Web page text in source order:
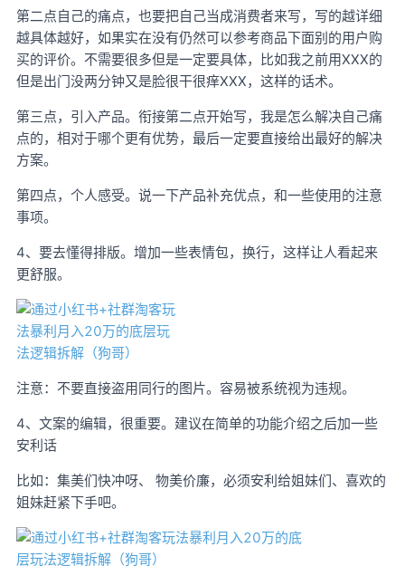
第二点自己的痛点，也要把自己当成消费者来写，写的越详细
越具体越好，如果实在没有仍然可以参考商品下面别的用户购
买的评价。不需要很多但是一定要具体，比如我之前用XXX的
但是出门没两分钟又是脸很干很痒XXX，这样的话术。
第三点，引入产品。衔接第二点开始写，我是怎么解决自己痛
点的，相对于哪个更有优势，最后一定要直接给出最好的解决
方案。
第四点，个人感受。说一下产品补充优点，和一些使用的注意
事项。
4、要去懂得排版。增加一些表情包，换行，这样让人看起来
更舒服。
注意：不要直接盗用同行的图片。容易被系统视为违规。
4、文案的编辑，很重要。建议在简单的功能介绍之后加一些
安利话
比如：集美们快冲呀、 物美价廉，必须安利给姐妹们、喜欢的
姐妹赶紧下手吧。